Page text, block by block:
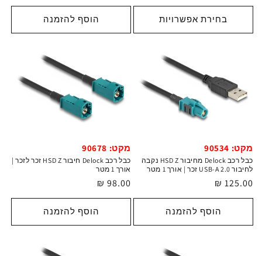
רגיל
בחירת אפשרויות
רגיל
הוסף להזמנה
מקט: 90534
כבל רכב Delock מחיבור HSD Z נקבה
לחיבור USB-A 2.0 זכר | אורך 1 מטר
מחיר
רגיל
125.00 ₪
הוסף להזמנה
מקט: 90678
כבל רכב Delock חיבור HSD Z זכר לזכר |
אורך 1 מטר
מחיר
רגיל
98.00 ₪
הוסף להזמנה